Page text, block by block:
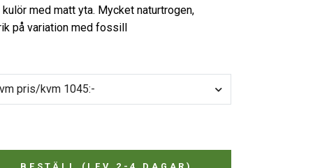
kulör med matt yta. Mycket naturtrogen,
på variation med fossill
pris/kvm 1045:-